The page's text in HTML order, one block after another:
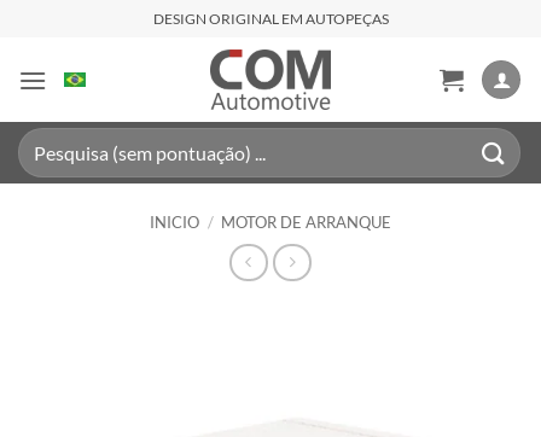
contenido
DESIGN ORIGINAL EM AUTOPEÇAS
Buscar
por:
INICIO / MOTOR DE ARRANQUE